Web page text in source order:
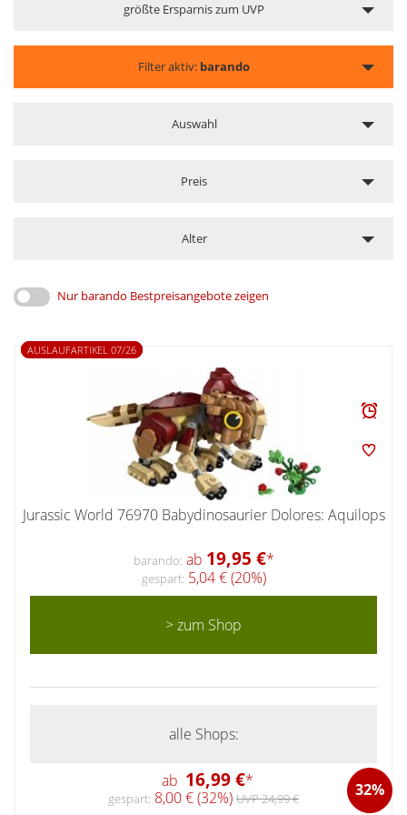
größte Ersparnis zum UVP
Filter aktiv: barando
Auswahl
Preis
Alter
Nur barando Bestpreisangebote zeigen
AUSLAUFARTIKEL 07/26
Jurassic World 76970 Babydinosaurier Dolores: Aquilops
barando: ab 19,95 €*
gespart: 5,04 € (20%)
> zum Shop
alle Shops:
ab 16,99 €* 32%
gespart: 8,00 € (32%) UVP 24,99 €